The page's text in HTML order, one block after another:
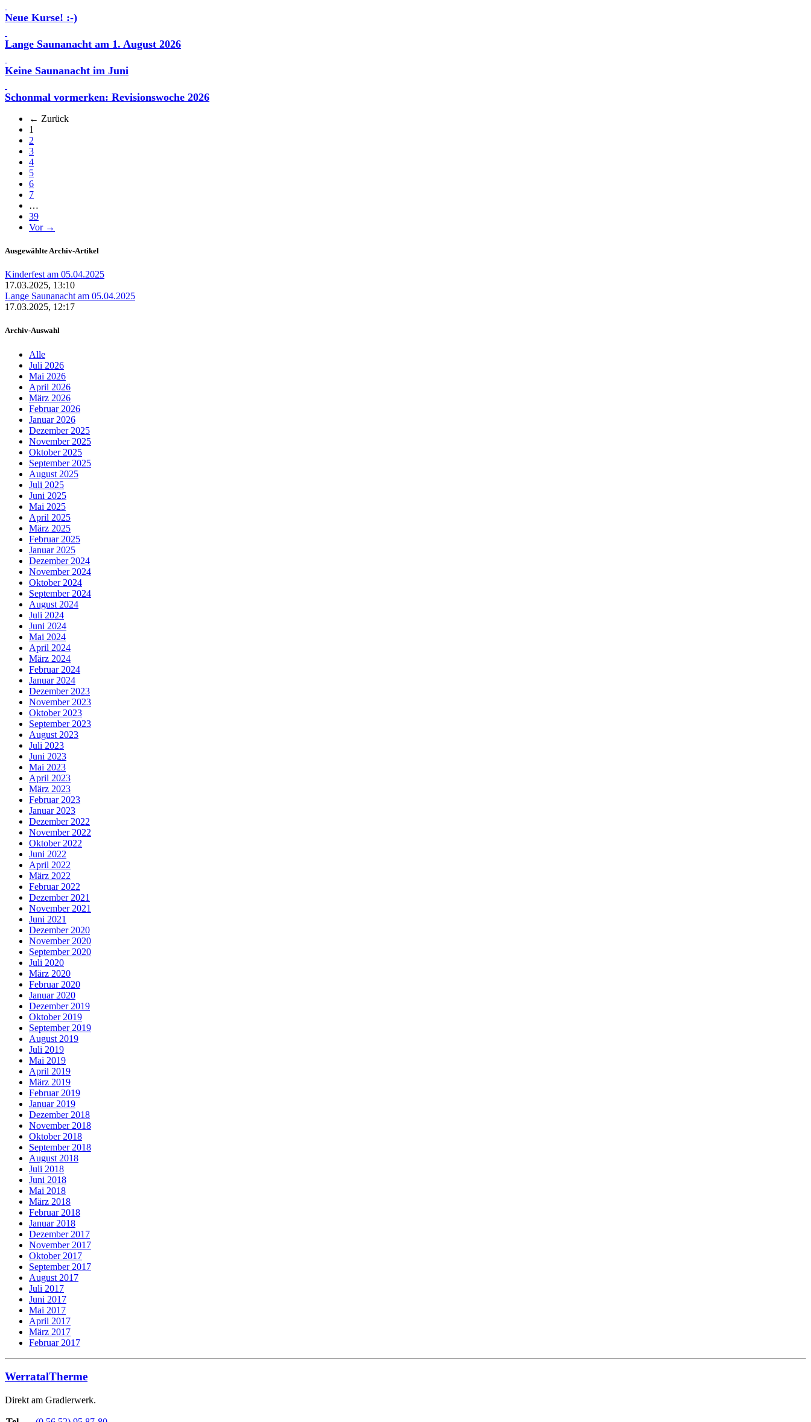
Neue Kurse! :-)
Lange Saunanacht am 1. August 2026
Keine Saunanacht im Juni
Schonmal vormerken: Revisionswoche 2026
← Zurück
1
2
3
4
5
6
7
…
39
Vor →
Ausgewählte Archiv-Artikel
Kinderfest am 05.04.2025
17.03.2025, 13:10
Lange Saunanacht am 05.04.2025
17.03.2025, 12:17
Archiv-Auswahl
Alle
Juli 2026
Mai 2026
April 2026
März 2026
Februar 2026
Januar 2026
Dezember 2025
November 2025
Oktober 2025
September 2025
August 2025
Juli 2025
Juni 2025
Mai 2025
April 2025
März 2025
Februar 2025
Januar 2025
Dezember 2024
November 2024
Oktober 2024
September 2024
August 2024
Juli 2024
Juni 2024
Mai 2024
April 2024
März 2024
Februar 2024
Januar 2024
Dezember 2023
November 2023
Oktober 2023
September 2023
August 2023
Juli 2023
Juni 2023
Mai 2023
April 2023
März 2023
Februar 2023
Januar 2023
Dezember 2022
November 2022
Oktober 2022
Juni 2022
April 2022
März 2022
Februar 2022
Dezember 2021
November 2021
Juni 2021
Dezember 2020
November 2020
September 2020
Juli 2020
März 2020
Februar 2020
Januar 2020
Dezember 2019
Oktober 2019
September 2019
August 2019
Juli 2019
Mai 2019
April 2019
März 2019
Februar 2019
Januar 2019
Dezember 2018
November 2018
Oktober 2018
September 2018
August 2018
Juli 2018
Juni 2018
Mai 2018
März 2018
Februar 2018
Januar 2018
Dezember 2017
November 2017
Oktober 2017
September 2017
August 2017
Juli 2017
Juni 2017
Mai 2017
April 2017
März 2017
Februar 2017
WerratalTherme
Direkt am Gradierwerk.